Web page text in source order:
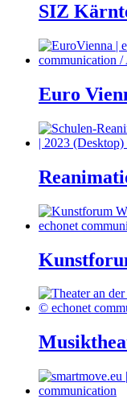
SIZ
Euro